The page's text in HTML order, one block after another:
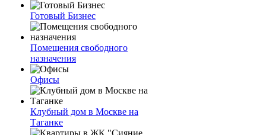
Готовый Бизнес
Помещения свободного
назначения
Офисы
Клубный дом в Москве на
Таганке